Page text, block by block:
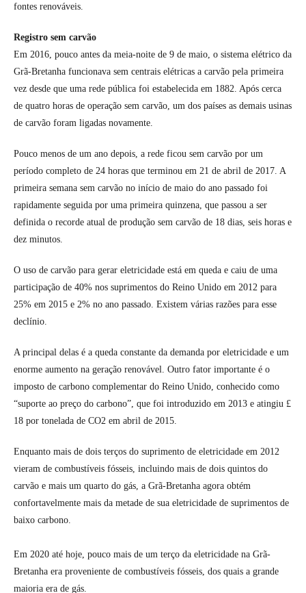
fontes renováveis.
Registro sem carvão
Em 2016, pouco antes da meia-noite de 9 de maio, o sistema elétrico da
Grã-Bretanha funcionava sem centrais elétricas a carvão pela primeira
vez desde que uma rede pública foi estabelecida em 1882. Após cerca
de quatro horas de operação sem carvão, um dos países as demais usinas
de carvão foram ligadas novamente.
Pouco menos de um ano depois, a rede ficou sem carvão por um
período completo de 24 horas que terminou em 21 de abril de 2017. A
primeira semana sem carvão no início de maio do ano passado foi
rapidamente seguida por uma primeira quinzena, que passou a ser
definida o recorde atual de produção sem carvão de 18 dias, seis horas e
dez minutos.
O uso de carvão para gerar eletricidade está em queda e caiu de uma
participação de 40% nos suprimentos do Reino Unido em 2012 para
25% em 2015 e 2% no ano passado. Existem várias razões para esse
declínio.
A principal delas é a queda constante da demanda por eletricidade e um
enorme aumento na geração renovável. Outro fator importante é o
imposto de carbono complementar do Reino Unido, conhecido como
“suporte ao preço do carbono”, que foi introduzido em 2013 e atingiu £
18 por tonelada de CO2 em abril de 2015.
Enquanto mais de dois terços do suprimento de eletricidade em 2012
vieram de combustíveis fósseis, incluindo mais de dois quintos do
carvão e mais um quarto do gás, a Grã-Bretanha agora obtém
confortavelmente mais da metade de sua eletricidade de suprimentos de
baixo carbono.
Em 2020 até hoje, pouco mais de um terço da eletricidade na Grã-
Bretanha era proveniente de combustíveis fósseis, dos quais a grande
maioria era de gás.